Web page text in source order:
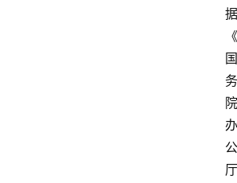
据
《
国
务
院
办
公
厅